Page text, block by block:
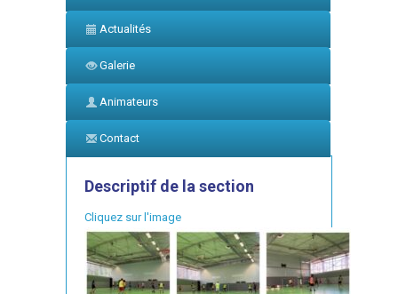
Actualités
Galerie
Animateurs
Contact
Descriptif de la section
Cliquez sur l'image